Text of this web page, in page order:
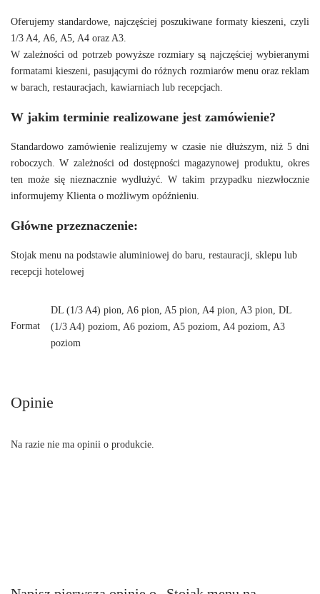
Oferujemy standardowe, najczęściej poszukiwane formaty kieszeni, czyli
1/3 A4, A6, A5, A4 oraz A3.
W zależności od potrzeb powyższe rozmiary są najczęściej wybieranymi
formatami kieszeni, pasującymi do różnych rozmiarów menu oraz reklam
w barach, restauracjach, kawiarniach lub recepcjach.
W jakim terminie realizowane jest zamówienie?
Standardowo zamówienie realizujemy w czasie nie dłuższym, niż 5 dni
roboczych. W zależności od dostępności magazynowej produktu, okres
ten może się nieznacznie wydłużyć. W takim przypadku niezwłocznie
informujemy Klienta o możliwym opóźnieniu.
Główne przeznaczenie:
Stojak menu na podstawie aluminiowej do baru, restauracji, sklepu lub
recepcji hotelowej
Format
DL (1/3 A4) pion, A6 pion, A5 pion, A4 pion, A3 pion, DL
(1/3 A4) poziom, A6 poziom, A5 poziom, A4 poziom, A3
poziom
Opinie
Na razie nie ma opinii o produkcie.